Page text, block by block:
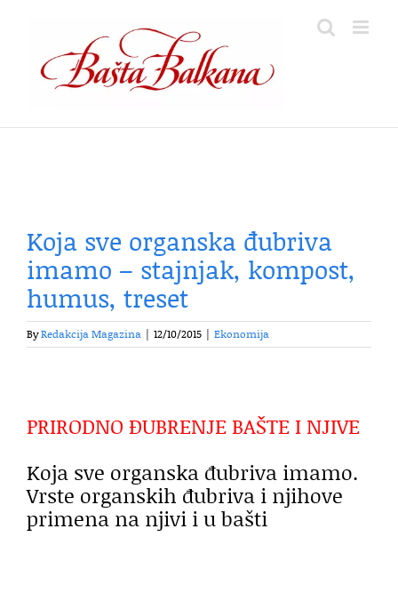
content
Koja sve organska đubriva
imamo – stajnjak, kompost,
humus, treset
ByRedakcija Magazina 12/10/2015 Ekonomija
PRIRODNO ĐUBRENJE BAŠTE I NJIVE
Koja sve organska đubriva imamo.
Vrste organskih đubriva i njihove
primena na njivi i u bašti